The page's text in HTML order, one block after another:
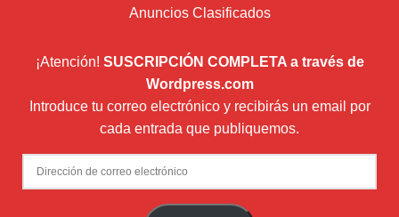
Anuncios Clasificados
¡Atención! SUSCRIPCIÓN COMPLETA a través de
Wordpress.com
Introduce tu correo electrónico y recibirás un email por
cada entrada que publiquemos.
Dirección
de